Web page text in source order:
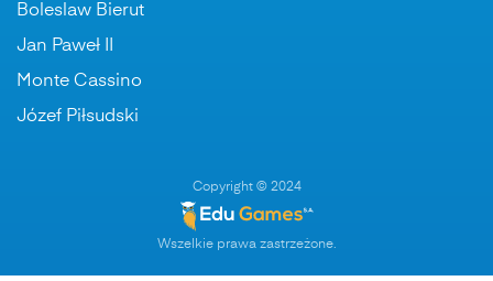
Boleslaw Bierut
Jan Paweł II
Monte Cassino
Józef Piłsudski
Copyright © 2024
Wszelkie prawa zastrzeżone.